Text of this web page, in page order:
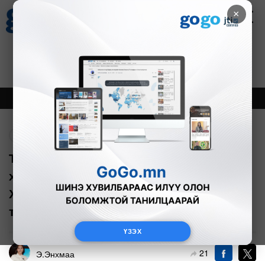
×
ҮЗЭХ
Зурхай
8.07
Онцлох Шинэ
Т.Аубакир: 3 ба түүнээс дээш
хүүхэдтэй эхнэр, нөхрийн аль нэгийг
ХАОАТ-аас чөлөөлөхөөр төсөлд
тусгасан
Э.Энхмаа 21